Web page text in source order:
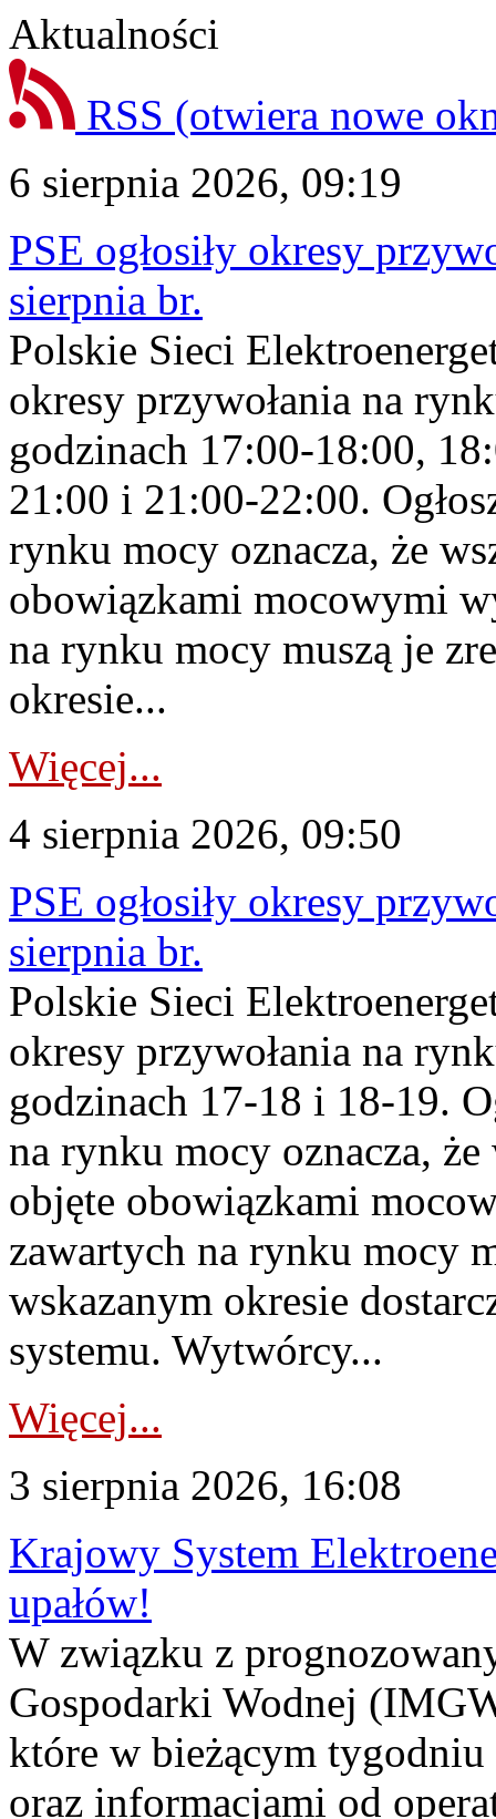
Aktualności
RSS (otwiera nowe
6 sierpnia 2026, 09:19
PSE ogłosiły okresy
sierpnia br.
Polskie Sieci
okresy przywołania na
godzinach 17:00-18:00,
21:00 i 21:00-22:00.
rynku mocy oznacza, że
obowiązkami mocowymi
na rynku mocy muszą je
okresie...
Więcej...
4 sierpnia 2026, 09:50
PSE ogłosiły okresy
sierpnia br.
Polskie Sieci
okresy przywołania na
godzinach 17-18 i 18-19.
na rynku mocy oznacza,
objęte obowiązkami
zawartych na rynku mocy
wskazanym okresie
systemu. Wytwórcy...
Więcej...
3 sierpnia 2026, 16:08
Krajowy System
upałów!
W związku z
Gospodarki Wodnej
które w bieżącym tygodniu
oraz informacjami od